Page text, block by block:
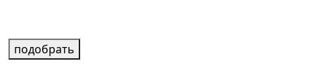
подобрать